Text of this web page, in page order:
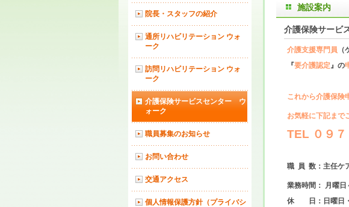
施設案内
介護保険サービ
介護支援専門員
『要介護認定』の
これから介護保険
お気軽に下記まで
TEL ０９７
職 員 数：主任ケ
業務時間： 月曜日
休 日：日曜日・
院長・スタッフの紹介
通所リハビリテーション ウォ
ーク
訪問リハビリテーション ウォ
ーク
介護保険サービスセンター ウ
ォーク
職員募集のお知らせ
お問い合わせ
交通アクセス
個人情報保護方針（プライバシ